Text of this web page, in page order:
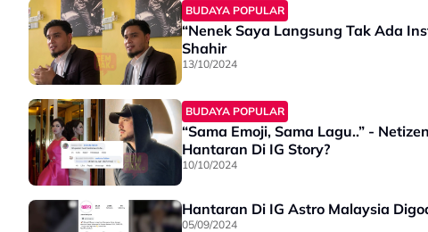
BUDAYA POPULAR
“Nenek Saya Langsung Tak Ada
Shahir
13/10/2024
BUDAYA POPULAR
“Sama Emoji, Sama Lagu..” -
Hantaran Di IG Story?
10/10/2024
Hantaran Di IG Astro Malaysia
05/09/2024